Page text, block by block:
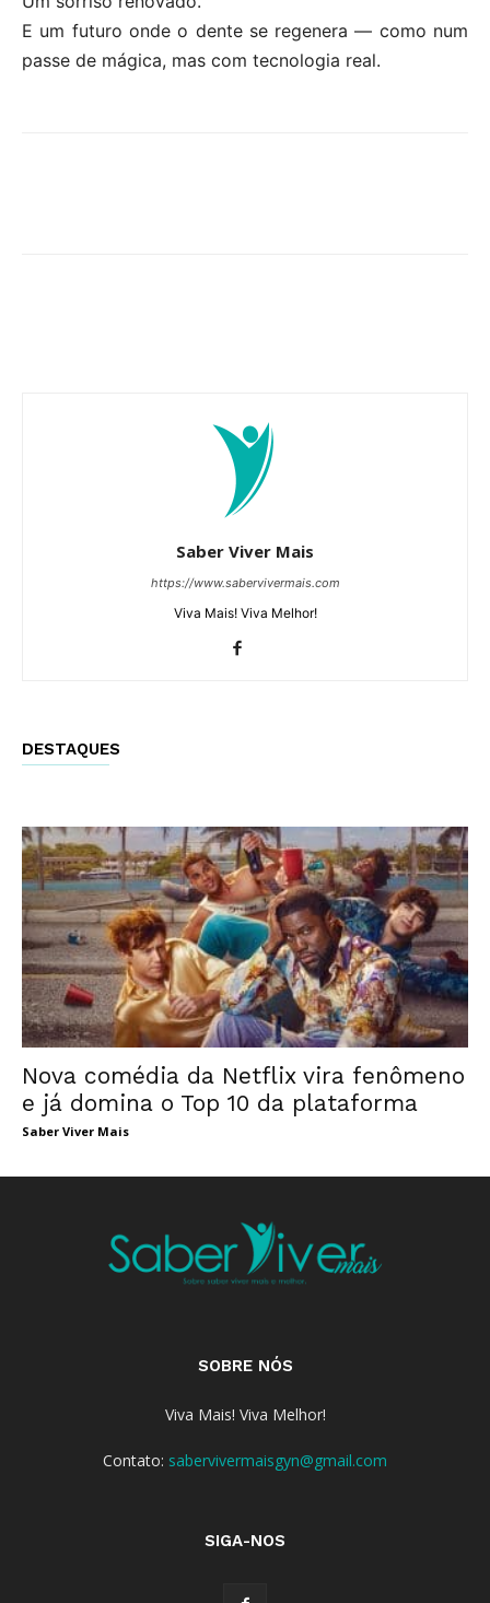
E um futuro onde o dente se regenera — como num
passe de mágica, mas com tecnologia real.
Saber Viver Mais
https://www.sabervivermais.com
Viva Mais! Viva Melhor!
DESTAQUES
Nova comédia da Netflix vira fenômeno
e já domina o Top 10 da plataforma
Saber Viver Mais
SOBRE NÓS
Viva Mais! Viva Melhor!
Contato: sabervivermaisgyn@gmail.com
SIGA-NOS